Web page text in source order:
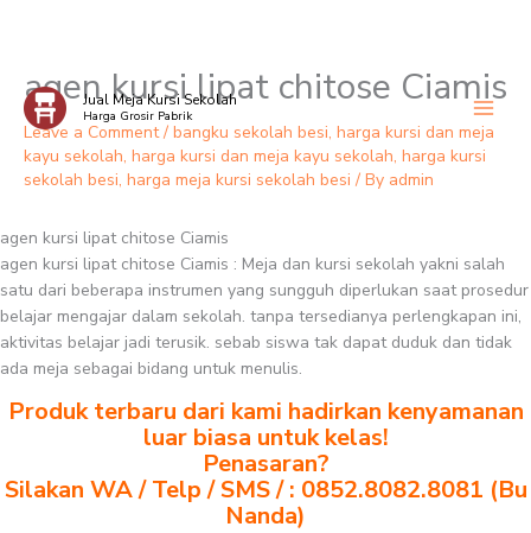
Skip
content
Jual Meja Kursi Sekolah
Harga Grosir Pabrik
agen kursi lipat chitose Ciamis
Leave a Comment / bangku sekolah besi, harga kursi dan meja
kayu sekolah, harga kursi dan meja kayu sekolah, harga kursi
sekolah besi, harga meja kursi sekolah besi / By admin
agen kursi lipat chitose Ciamis
agen kursi lipat chitose Ciamis : Meja dan kursi sekolah yakni salah
satu dari beberapa instrumen yang sungguh diperlukan saat prosedur
belajar mengajar dalam sekolah. tanpa tersedianya perlengkapan ini,
aktivitas belajar jadi terusik. sebab siswa tak dapat duduk dan tidak
ada meja sebagai bidang untuk menulis.
Produk terbaru dari kami hadirkan kenyamanan
luar biasa untuk kelas!
Penasaran?
Silakan WA / Telp / SMS / : 0852.8082.8081 (Bu
Nanda)